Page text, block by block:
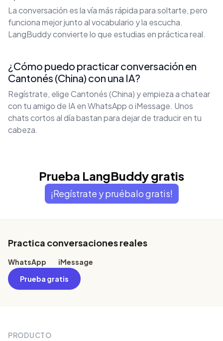
La conversación es la vía más rápida para soltarte, pero
funciona mejor junto al vocabulario y la escucha.
LangBuddy convierte lo que estudias en práctica real.
¿Cómo puedo practicar conversación en
Cantonés (China) con una IA?
Regístrate, elige Cantonés (China) y empieza a chatear
con tu amigo de IA en WhatsApp o iMessage. Unos
chats cortos al día bastan para dejar de traducir en tu
cabeza.
Prueba LangBuddy gratis
¡Regístrate y pruébalo gratis!
Practica conversaciones reales
WhatsApp
iMessage
Prueba gratis
PRODUCTO